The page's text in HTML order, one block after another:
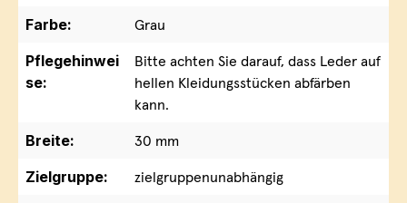
Farbe:
Grau
Pflegehinwei
se:
Bitte achten Sie darauf, dass Leder auf
hellen Kleidungsstücken abfärben
kann.
Breite:
30 mm
Zielgruppe:
zielgruppenunabhängig